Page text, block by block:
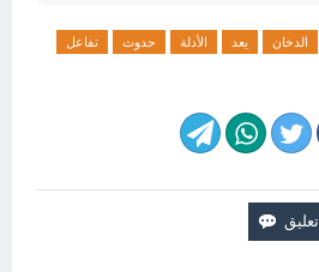
الدخان يعد الأدلة حدوث
تفاعل